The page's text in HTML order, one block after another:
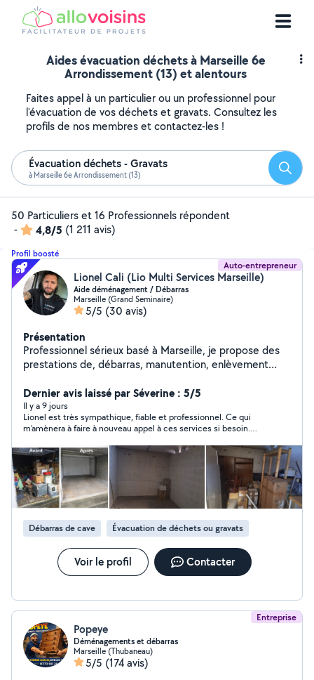
Aides évacuation déchets à Marseille 6e
Arrondissement (13) et alentours
Faites appel à un particulier ou un professionnel pour
l'évacuation de vos déchets et gravats. Consultez les
profils de nos membres et contactez-les !
Évacuation déchets - Gravats
à Marseille 6e Arrondissement (13)
50 Particuliers et 16 Professionnels répondent
-
4,8/5 (1 211 avis)
Profil boosté
Auto-entrepreneur
Lionel Cali (Lio Multi Services Marseille)
Aide déménagement / Débarras
Marseille (Grand Seminaire)
5/5 (30 avis)
Présentation
Professionnel sérieux basé à Marseille, je propose des
prestations de, débarras, manutention, enlèvement
Marseille et alentours (Bouches-du-Rhône). Service
rapide, soigné et à prix raisonnable, avec devis clair à
l'avance. Petits budgets bienvenus : si vous pouvez aider
à la manutention, je peux proposer des tarifs encore
plus avantageux. Maison, appartement, cave, garage,
vide-grenier, objets HS ou à revaloriser : chaque
demande est étudiée avec sérieux. Contactez-moi par
téléphone ou SMS via l'application pour échanger
simplement sur vos besoins.
Dernier avis laissé par Séverine : 5/5
Il y a 9 jours
Lionel est très sympathique, fiable et professionnel. Ce qui
m’amènera à faire à nouveau appel à ces services si besoin.
Débarras de cave Évacuation de déchets ou gravats
Voir le profil Contacter
Entreprise
Popeye
Déménagements et débarras
Marseille (Thubaneau)
5/5 (174 avis)